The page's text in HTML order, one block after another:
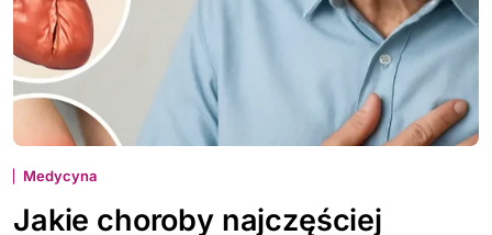
Medycyna
Jakie choroby najczęściej